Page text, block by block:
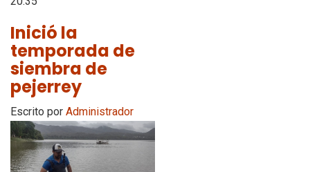
Inició la
temporada de
siembra de
pejerrey
Escrito por Administrador